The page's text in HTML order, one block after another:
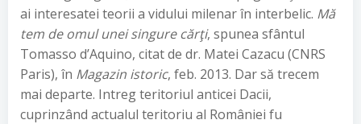
ai interesatei teorii a vidului milenar în interbelic. Mă
tem de omul unei singure cărţi, spunea sfântul
Tomasso d’Aquino, citat de dr. Matei Cazacu (CNRS
Paris), în Magazin istoric, feb. 2013. Dar să trecem
mai departe. Intreg teritoriul anticei Dacii,
cuprinzând actualul teritoriu al României fu